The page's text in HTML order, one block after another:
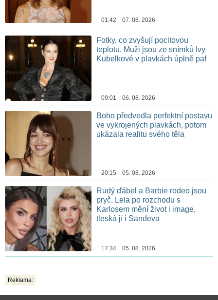
01:42 07. 08. 2026
Fotky, co zvyšují pocitovou
teplotu. Muži jsou ze snímků Ivy
Kubelkové v plavkách úplně paf
09:01 06. 08. 2026
Boho předvedla perfektní postavu
ve vykrojených plavkách, potom
ukázala realitu svého těla
20:15 05. 08. 2026
Rudý ďábel a Barbie rodeo jsou
pryč. Lela po rozchodu s
Karlosem mění život i image,
tleská jí i Sandeva
17:34 05. 08. 2026
Reklama: